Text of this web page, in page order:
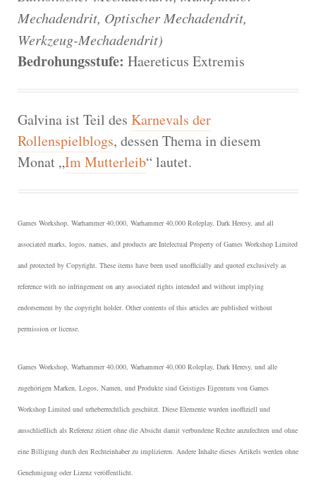
Mechadendrit, Optischer Mechadendrit,
Werkzeug-Mechadendrit)
Bedrohungsstufe: Haereticus Extremis
Galvina ist Teil des Karnevals der
Rollenspielblogs, dessen Thema in diesem
Monat „Im Mutterleib“ lautet.
Games Workshop, Warhammer 40,000, Warhammer 40,000 Roleplay, Dark Heresy, and all
associated marks, logos, names, and products are Intelectual Property of Games Workshop Limited
and protected by Copyright. These items have been used unofficially and quoted exclusively as
reference with no infringement on any associated rights intended and without implying
endorsement by the copyright holder. Other contents of this articles are published without
permission or license.
Games Workshop, Warhammer 40,000, Warhammer 40,000 Roleplay, Dark Heresy, und alle
zugehörigen Marken, Logos, Namen, und Produkte sind Geistiges Eigentum von Games
Workshop Limited und urheberrechtlich geschützt. Diese Elemente wurden inoffiziell und
ausschließlich als Referenz zitiert ohne die Absicht damit verbundene Rechte anzufechten und ohne
eine Billigung durch den Rechteinhaber zu implizieren. Andere Inhalte dieses Artikels werden ohne
Genehmigung oder Lizenz veröffentlicht.